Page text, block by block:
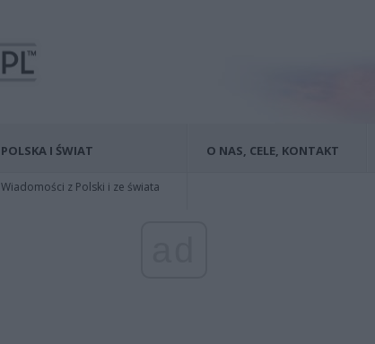
POLSKA I ŚWIAT
Wiadomości z Polski i ze świata
O NAS, CELE, KONTAKT